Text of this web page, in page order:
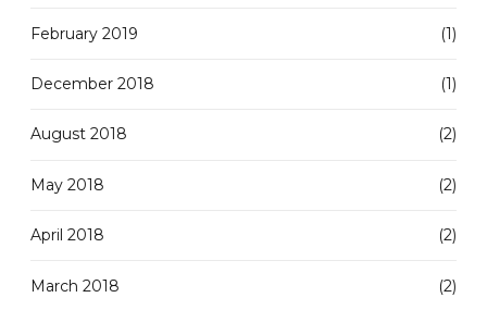
February 2019 (1)
December 2018 (1)
August 2018 (2)
May 2018 (2)
April 2018 (2)
March 2018 (2)